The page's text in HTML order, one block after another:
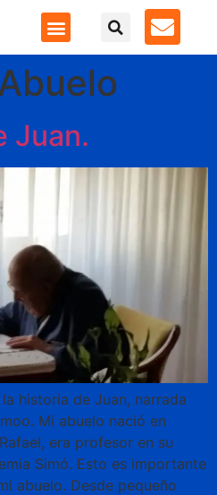
Juan.
historia de Juan, narrada
Mi abuelo nació en
era profesor en su
Simó. Esto es importante
abuelo. Desde pequeño